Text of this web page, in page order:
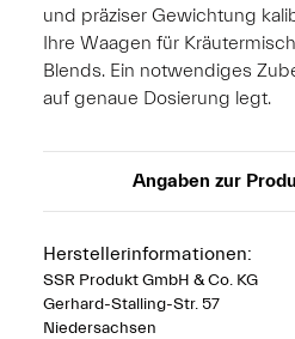
und präziser Gewichtung
Ihre Waagen für
Blends. Ein notwendiges
auf genaue Dosierung legt.
Angaben zur
Herstellerinformationen:
SSR Produkt GmbH & Co. KG
Gerhard-Stalling-Str. 57
Niedersachsen